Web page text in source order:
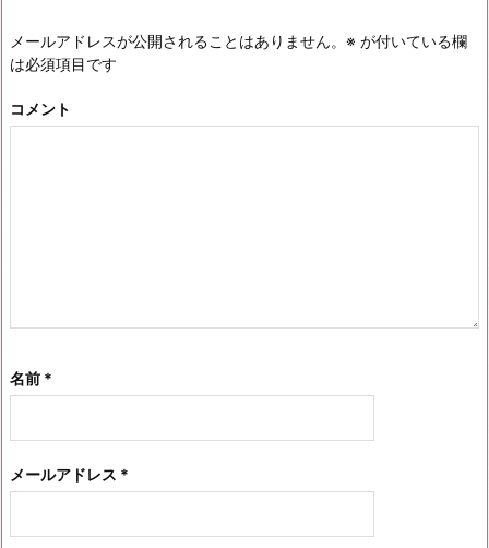
メールアドレスが公開されることはありません。 ※ が付いている欄
は必須項目です
コメント
名前 *
メールアドレス *